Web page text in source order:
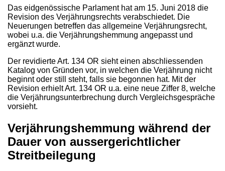
Das eidgenössische Parlament hat am 15. Juni 2018 die
Revision des Verjährungsrechts verabschiedet. Die
Neuerungen betreffen das allgemeine Verjährungsrecht,
wobei u.a. die Verjährungshemmung angepasst und
ergänzt wurde.
Der revidierte Art. 134 OR sieht einen abschliessenden
Katalog von Gründen vor, in welchen die Verjährung nicht
beginnt oder still steht, falls sie begonnen hat. Mit der
Revision erhielt Art. 134 OR u.a. eine neue Ziffer 8, welche
die Verjährungsunterbrechung durch Vergleichsgespräche
vorsieht.
Verjährungshemmung während der
Dauer von aussergerichtlicher
Streitbeilegung